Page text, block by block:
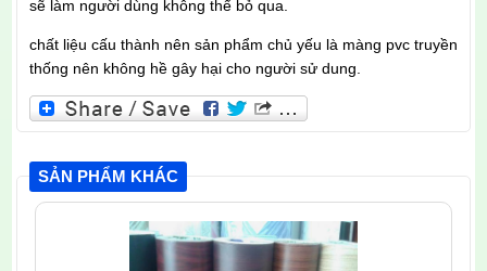
sẽ làm người dùng không thể bỏ qua.
chất liệu cấu thành nên sản phẩm chủ yếu là màng pvc truyền
thống nên không hề gây hại cho người sử dung.
SẢN PHẨM KHÁC